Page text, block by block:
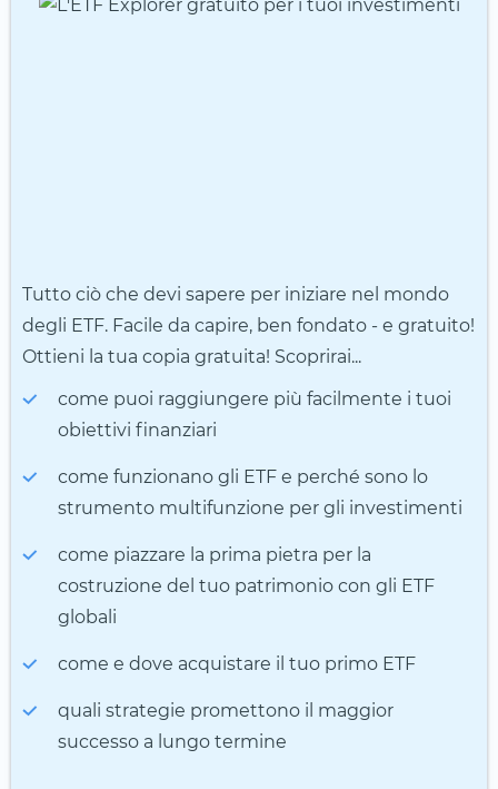
Tutto ciò che devi sapere per iniziare nel mondo
degli ETF. Facile da capire, ben fondato - e gratuito!
Ottieni la tua copia gratuita! Scoprirai...
come puoi raggiungere più facilmente i tuoi
obiettivi finanziari
come funzionano gli ETF e perché sono lo
strumento multifunzione per gli investimenti
come piazzare la prima pietra per la
costruzione del tuo patrimonio con gli ETF
globali
come e dove acquistare il tuo primo ETF
quali strategie promettono il maggior
successo a lungo termine